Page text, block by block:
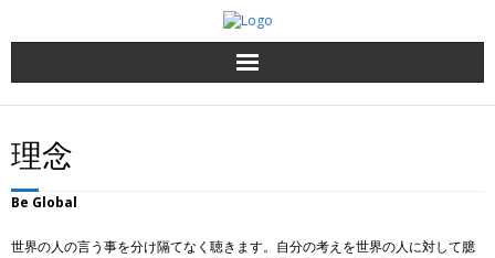
Top page
事業内容
理念
Be Global
世界の人の言う事を分け隔てなく聴きます。自分の考えを世界の人に対して臆